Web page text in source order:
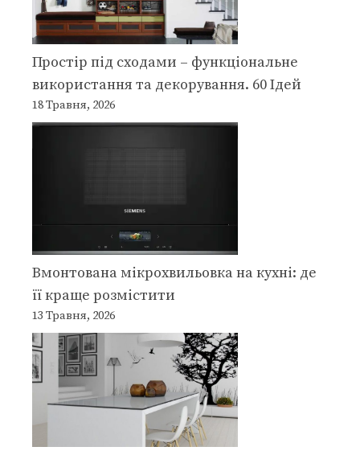
Простір під сходами – функціональне
використання та декорування. 60 Ідей
18 Травня, 2026
Вмонтована мікрохвильовка на кухні: де
її краще розмістити
13 Травня, 2026